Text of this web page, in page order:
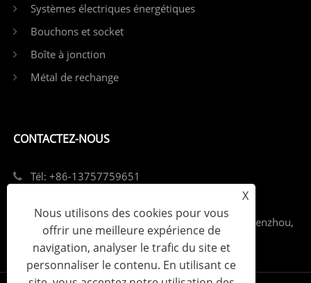
Systèmes électriques énergétiques
Bouchons et socket
Boîte à jonction
Métal de rechange
CONTACTEZ-NOUS
Tél: +86-13757759651
Add: Street Louqiao, district d'Ouhai, ville de Wenzhou,
province du Zhejiang
X
Nous utilisons des cookies pour vous
offrir une meilleure expérience de
navigation, analyser le trafic du site et
personnaliser le contenu. En utilisant ce